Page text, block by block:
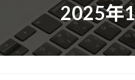
2025年